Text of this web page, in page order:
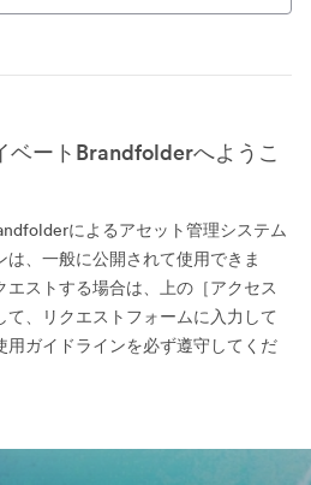
ートBrandfolderへようこ
によるアセット管理システム
、一般に公開されて使用できま
ストする場合は、上の［アクセス
、リクエストフォームに入力して
用ガイドラインを必ず遵守してくだ